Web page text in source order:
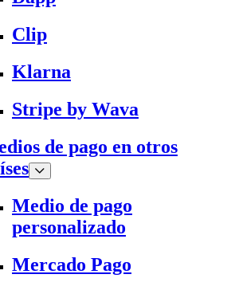
Clip
Klarna
Stripe by Wava
de pago en otros
Medio de pago
personalizado
Mercado Pago